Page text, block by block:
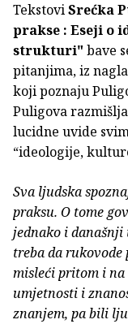
TekstoviSrećka
prakse : Eseji o
strukturi" bave
pitanjima, iz
koji poznaju
Puligova
lucidne uvide
“ideologije,
Sva ljudska
praksu. O tome
jednako i
treba da
misleći pritom i
umjetnosti i
znanjem, pa bili